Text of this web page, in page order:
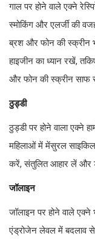
गाल पर होने वाले एक्ने
स्मोकिंग और एलर्जी की
ब्रश और फोन की स्क्रीन
हाइजीन का ध्यान रखें,
और फोन की स्क्रीन साफ
ठुड्डी
ठुड्डी पर होने वाला एक्ने
महिलाओं में मेंसुरल
करें, संतुलित आहार लें और
जॉलाइन
जॉलाइन पर होने वाले
एंड्रोजेन लेवल में बदलाव